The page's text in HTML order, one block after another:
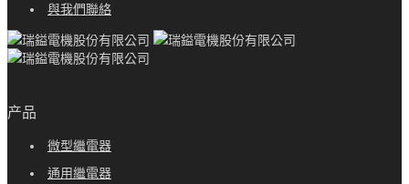
與我們聯絡
产品
微型繼電器
通用繼電器